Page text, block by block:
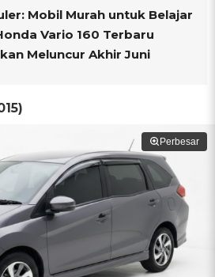
Mobil Murah untuk Belajar
Vario 160 Terbaru
Meluncur Akhir Juni
Perbesar